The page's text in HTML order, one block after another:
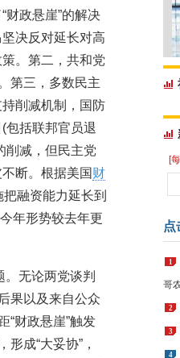
财政悬崖”的解决
决反对延长对高
。第二，共和党
第三，多数民主
削减机制，国防
包括联邦官员退
削减，但民主党
断。根据美国 财
融资能力延长到
年形势较去年更
。无论两党谈判
果以及来自公众
“财政悬崖”触发
成“大妥协”，
[
点
1
哥
2
3
4